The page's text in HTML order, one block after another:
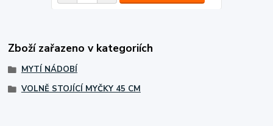
Zboží zařazeno v kategoriích
MYTÍ NÁDOBÍ
VOLNĚ STOJÍCÍ MYČKY 45 CM